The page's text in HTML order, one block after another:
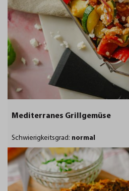
Mediterranes Grillgemüse
Schwierigkeitsgrad: normal